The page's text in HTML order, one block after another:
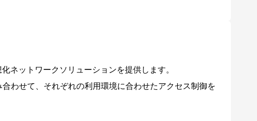
ネットワークソリューションを提供します。
わせて、それぞれの利用環境に合わせたアクセス制御を